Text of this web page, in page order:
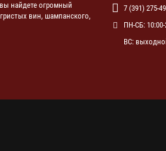
найдете огромный
вин, шампанского,
7 (391) 275-
ПН-СБ: 10:00-
ВС: